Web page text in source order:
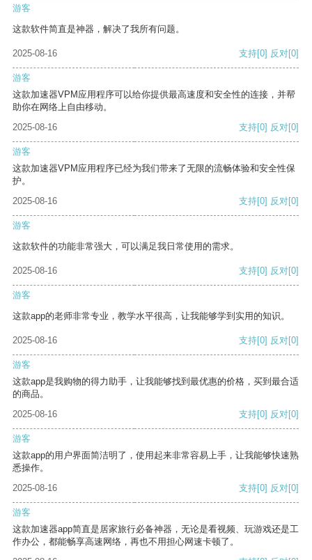
游客
这款软件简直是神器，解决了我所有问题。
2025-08-16 支持[0] 反对[0]
游客
这款加速器VPM应用程序可以给你提供最高速度和安全性的连接，并帮
助你在网络上自由移动。
2025-08-16
支持[0] 反对[0]
游客
这款加速器VPM应用程序已经为我们带来了无限的流畅体验和安全性保
护。
2025-08-16
支持[0] 反对[0]
游客
这款软件的功能非常强大，可以满足我日常使用的需求。
2025-08-16 支持[0] 反对[0]
游客
这款app的老师非常专业，教学水平很高，让我能够学到实用的知识。
2025-08-16 支持[0] 反对[0]
游客
这款app是我购物的得力助手，让我能够找到最优惠的价格，买到最合适
的商品。
2025-08-16
支持[0] 反对[0]
游客
这款app的用户界面简洁明了，使用起来非常容易上手，让我能够快速熟
悉操作。
2025-08-16
支持[0] 反对[0]
游客
这款加速器app简直是居家旅行必备神器，无论是看视频、玩游戏还是工
作办公，都能畅享高速网络，再也不用担心网速卡顿了。